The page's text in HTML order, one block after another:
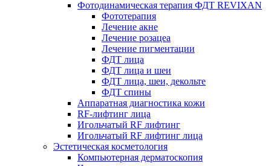
Фотодинамическая терапия ФДТ REVIXAN
Фототерапия
Лечение акне
Лечение розацеа
Лечение пигментации
ФДТ лица
ФДТ лица и шеи
ФДТ лица, шеи, декольте
ФДТ спины
Аппаратная диагностика кожи
RF-лифтинг лица
Игольчатый RF лифтинг
Игольчатый RF лифтинг лица
Эстетическая косметология
Компьютерная дерматоскопия